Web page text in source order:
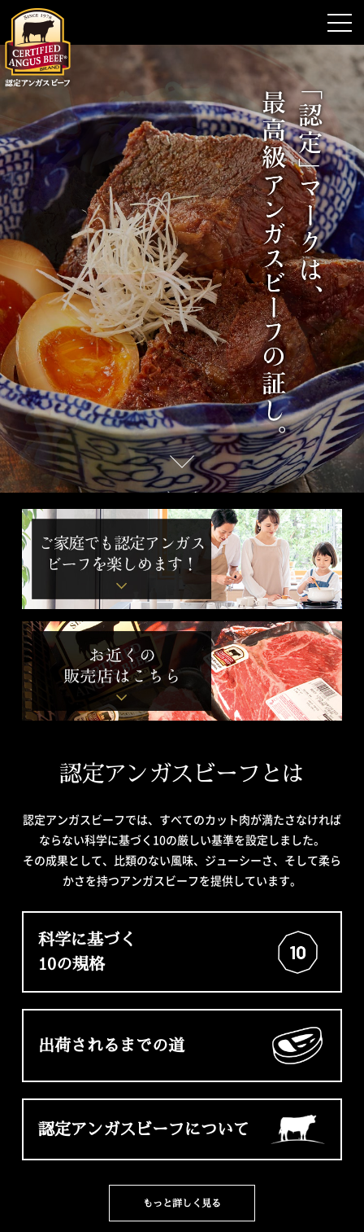
認定アンガスビーフとは
認定アンガスビーフでは、すべてのカット肉が満たさなければ
ならない科学に基づく10の厳しい基準を設定しました。
その成果として、比類のない風味、ジューシーさ、そして柔ら
かさを持つアンガスビーフを提供しています。
科学に基づく
10の規格
出荷されるまでの道
認定アンガスビーフについて
もっと詳しく見る